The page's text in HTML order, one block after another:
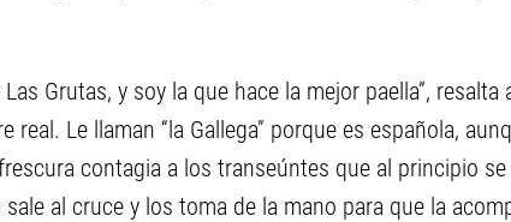
Grutas, y soy la que hace la mejor paella”, resalta
real. Le llaman “la Gallega” porque es española,
contagia a los transeúntes que al principio
al cruce y los toma de la mano para que la